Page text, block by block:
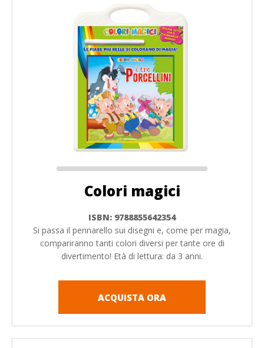
Colori magici
ISBN: 9788855642354
Si passa il pennarello sui disegni e, come per magia,
compariranno tanti colori diversi per tante ore di
divertimento! Età di lettura: da 3 anni.
ACQUISTA ORA